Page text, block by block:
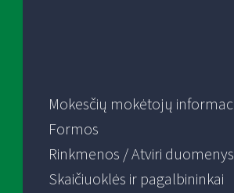
Mokesčių mokėtojų
Formos
Rinkmenos / Atviri duomenys
Skaičiuoklės ir pagalbininkai